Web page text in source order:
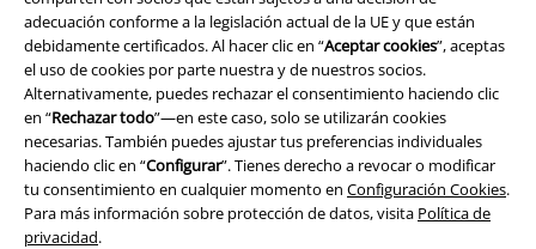
adecuación conforme a la legislación actual de la UE y que están
debidamente certificados. Al hacer clic en “Aceptar cookies”, aceptas
el uso de cookies por parte nuestra y de nuestros socios.
Alternativamente, puedes rechazar el consentimiento haciendo clic
en “Rechazar todo”—en este caso, solo se utilizarán cookies
necesarias. También puedes ajustar tus preferencias individuales
haciendo clic en “Configurar”. Tienes derecho a revocar o modificar
tu consentimiento en cualquier momento en Configuración Cookies.
Para más información sobre protección de datos, visita Política de
privacidad.
Legal
Términos y Condiciones
Aviso Legal
Ley protección de datos
Eliminación de residuos y protección del medioambiente